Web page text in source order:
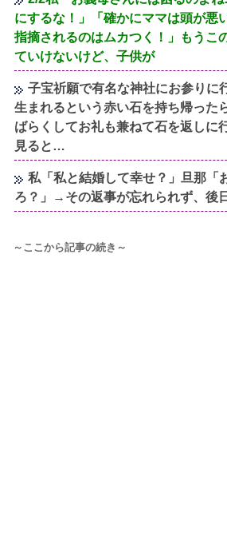
にするな！」「確かにママは頭が悪
指摘されるのはムカつく！」もうこ
ていけないけど、子供が
子宝祈願で有名な神社にお参りに
生まれるという赤い石を持ち帰った
ばらくしてお礼も兼ねて石を返しに
見ると…
私「私と結婚して幸せ？」旦那「
ろ？」→その返事が忘れられず、後
～ここから記事の続き～